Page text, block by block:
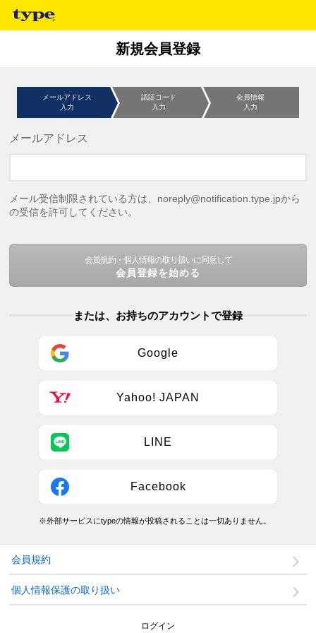
新規会員登録
メールアドレス
入力
認証コード
入力
会員情報
入力
メールアドレス
メール受信制限されている方は、noreply@notification.type.jpから
の受信を許可してください。
会員規約・個人情報の取り扱いに同意して
会員登録を始める
または、お持ちのアカウントで登録
Google
Yahoo! JAPAN
LINE
Facebook
※外部サービスにtypeの情報が投稿されることは一切ありません。
会員規約
個人情報保護の取り扱い
ログイン